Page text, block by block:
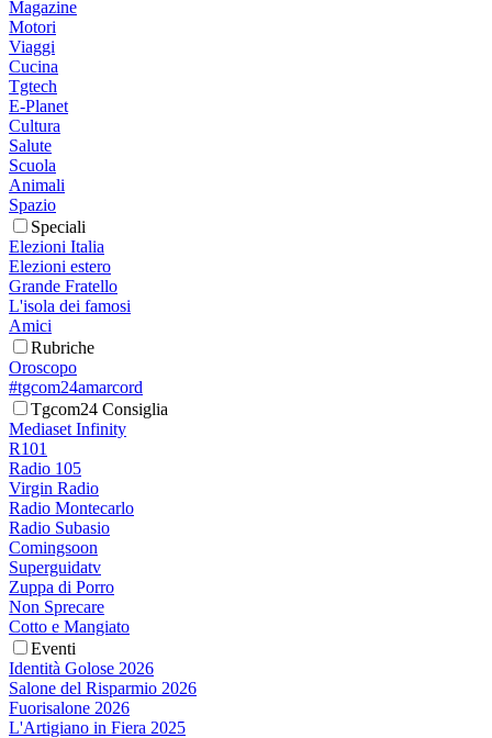
Magazine
Motori
Viaggi
Cucina
Tgtech
E-Planet
Cultura
Salute
Scuola
Animali
Spazio
Speciali
Elezioni Italia
Elezioni estero
Grande Fratello
L'isola dei famosi
Amici
Rubriche
Oroscopo
#tgcom24amarcord
Tgcom24 Consiglia
Mediaset Infinity
R101
Radio 105
Virgin Radio
Radio Montecarlo
Radio Subasio
Comingsoon
Superguidatv
Zuppa di Porro
Non Sprecare
Cotto e Mangiato
Eventi
Identità Golose 2026
Salone del Risparmio 2026
Fuorisalone 2026
L'Artigiano in Fiera 2025